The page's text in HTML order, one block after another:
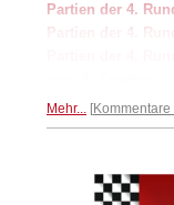
Partien der 4.
Partien der 4.
Mehr... Kommentare